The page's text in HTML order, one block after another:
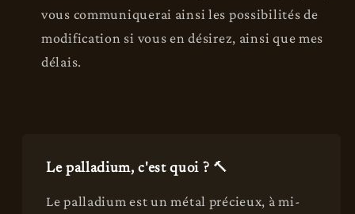
vous communiquerai ainsi les possibilités de
modification si vous en désirez, ainsi que mes
délais.
Le palladium, c'est quoi ? 🔨
Le palladium est un métal précieux, à mi-